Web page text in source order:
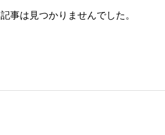
記事は見つかりませんでした。